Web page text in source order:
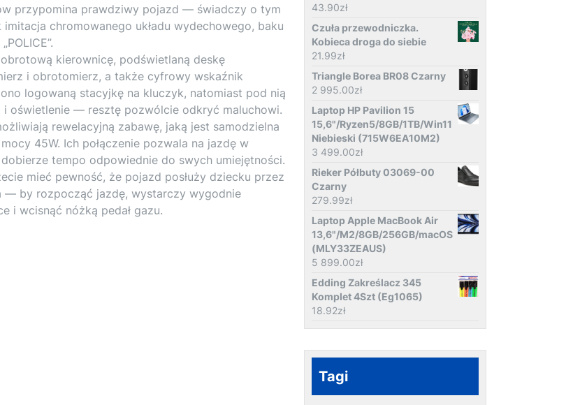
przypomina prawdziwy pojazd — świadczy o tym
chromowanego układu wydechowego, baku
kierownicę, podświetlaną deskę
i obrotomierz, a także cyfrowy wskaźnik
logowaną stacyjkę na kluczyk, natomiast pod nią
i oświetlenie — resztę pozwólcie odkryć maluchowi.
rewelacyjną zabawę, jaką jest samodzielna
45W. Ich połączenie pozwala na jazdę w
tempo odpowiednie do swych umiejętności.
mieć pewność, że pojazd posłuży dziecku przez
— by rozpocząć jazdę, wystarczy wygodnie
i wcisnąć nóżką pedał gazu.
43.90zł
Czuła przewodniczka.
Kobieca droga do siebie
21.99zł
Triangle Borea BR08 Czarny
2 995.00zł
Laptop HP Pavilion 15
15,6"/Ryzen5/8GB/1TB/Win11
Niebieski (715W6EA10M2)
3 499.00zł
Rieker Półbuty 03069-00
Czarny
279.99zł
Laptop Apple MacBook Air
13,6"/M2/8GB/256GB/macOS
(MLY33ZEAUS)
5 899.00zł
Edding Zakreślacz 345
Komplet 4Szt (Eg1065)
18.92zł
Tagi